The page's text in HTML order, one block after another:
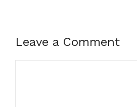
Leave a Comment